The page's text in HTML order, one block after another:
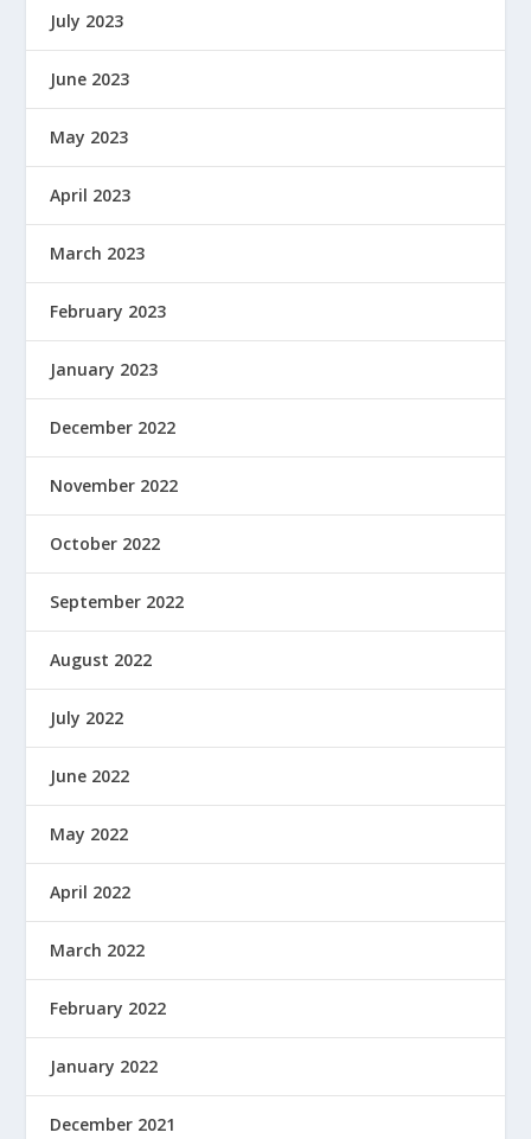
July 2023
June 2023
May 2023
April 2023
March 2023
February 2023
January 2023
December 2022
November 2022
October 2022
September 2022
August 2022
July 2022
June 2022
May 2022
April 2022
March 2022
February 2022
January 2022
December 2021